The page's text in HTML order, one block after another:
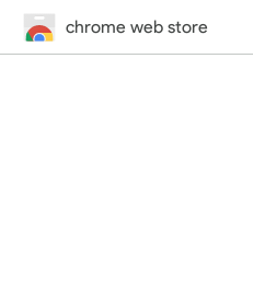
chrome web store